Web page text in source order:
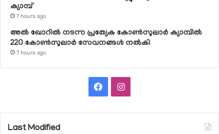
ക്യാമ്പ്
7 hours ago
അല്‍ ഖോറില്‍ നടന്ന പ്രത്യേക കോണ്‍സുലാര്‍ ക്യാമ്പില്‍
220 കോണ്‍സുലാര്‍ സേവനങ്ങള്‍ നല്‍കി
7 hours ago
FacebookInstagram
Last Modified